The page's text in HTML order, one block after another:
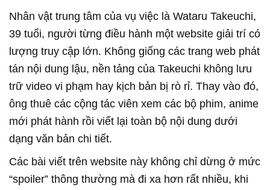
Nhân vật trung tâm của vụ việc là Wataru Takeuchi,
39 tuổi, người từng điều hành một website giải trí có
lượng truy cập lớn. Không giống các trang web phát
tán nội dung lậu, nền tảng của Takeuchi không lưu
trữ video vi phạm hay kịch bản bị rò rỉ. Thay vào đó,
ông thuê các cộng tác viên xem các bộ phim, anime
mới phát hành rồi viết lại toàn bộ nội dung dưới
dạng văn bản chi tiết.
Các bài viết trên website này không chỉ dừng ở mức
“spoiler” thông thường mà đi xa hơn rất nhiều, khi